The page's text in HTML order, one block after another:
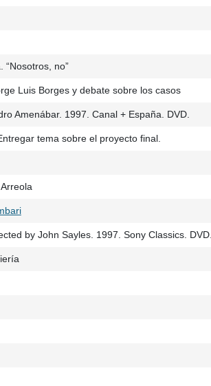
“Nosotros, no”
Luis Borges y debate sobre los casos
Amenábar. 1997. Canal + España. DVD.
tema sobre el proyecto final.
by John Sayles. 1997. Sony Classics. DVD.